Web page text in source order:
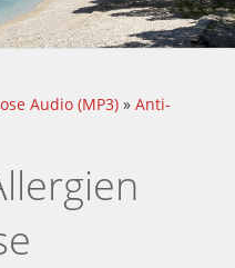
Audio (MP3) » Anti-